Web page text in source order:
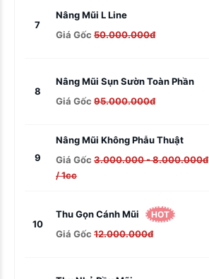
7
Nâng Mũi L Line
Giá Gốc 50.000.000đ
8
Nâng Mũi Sụn Sườn Toàn Phần
Giá Gốc 95.000.000đ
9
Nâng Mũi Không Phẫu Thuật
Giá Gốc 3.000.000 - 8.000.000đ
/ 1cc
10
Thu Gọn Cánh Mũi HOT
Giá Gốc 12.000.000đ